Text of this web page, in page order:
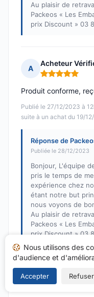
Au plaisir de
Packeos « Les
prix Discount » 03
A
Acheteur
Note : 5 sur 5
Publié le 27/12/2023 à
suite à un achat du 19/
Produit conforme,
Réponse de
Publiée le 28/12/2023
Bonjour, L'équipe
pris le temps de
expérience chez
étant notre but
nous voyons de
Au plaisir de
Packeos « Les
prix Discount » 03
A
Acheteur Vérifié
Note : 3 sur 5
Nous utilisons des
d'audience et
Accepter Refuser